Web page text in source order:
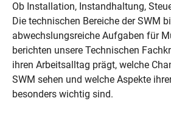
Ob Installation, Instandhaltung,
Die technischen Bereiche der SWM
abwechslungsreiche Aufgaben für
berichten unsere Technischen
ihren Arbeitsalltag prägt, welche
SWM sehen und welche Aspekte
besonders wichtig sind.